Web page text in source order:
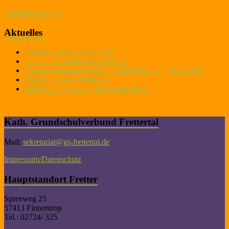
Kalender anzeigen
Aktuelles
Sommer, Sonne, Schwitzen
Action, Abenteuer und Abseilen
Sonnenschein und Regen – Fußballturnier in Bamenohl
Werfen, Laufen, Schießen
Radfahren zwischen Regen und Hitze
Kath. Grundschulverbund Frettertal
Mail: sekretariat@gs-frettertal.de
Impressum/Datenschutz
Hauptstandort Fretter
Spreeweg 25
57413 Finnentrop
Tel.: 02724/ 325